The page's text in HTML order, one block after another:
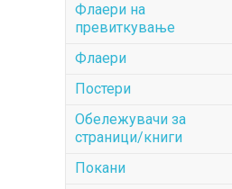
Флаери на
превиткување
Флаери
Постери
Обележувачи за
страници/книги
Покани